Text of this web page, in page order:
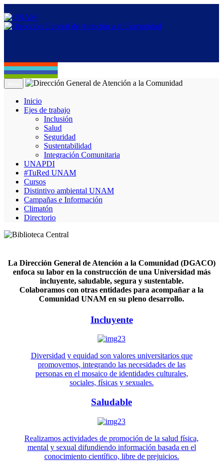
Inicio
Ejes de trabajo
Inclusión
Salud
Seguridad
Sustentabilidad
Integración Comunitaria
UNAPDI
#TuRed UNAM
Cursos
Distintivo ambiental UNAM
Campañas e Información
Climatón
Directorio
La Dirección General de Atención a la Comunidad (DGACO)
enfoca su labor en la construcción de una Universidad más
incluyente, saludable, segura y sustentable.
Colaboramos con otras entidades para acompañar a la
Comunidad UNAM en su pleno desarrollo.
Incluyente
Diversidad y equidad son valores universitarios que
promovemos, integrando las necesidades de las
personas en el mosaico de identidades culturales,
sociales, físicas y sexuales.
Saludable
Realizamos actividades de promoción de la salud física,
mental y sexual difundiendo información basada en el
conocimiento científico, libre de prejuicios.